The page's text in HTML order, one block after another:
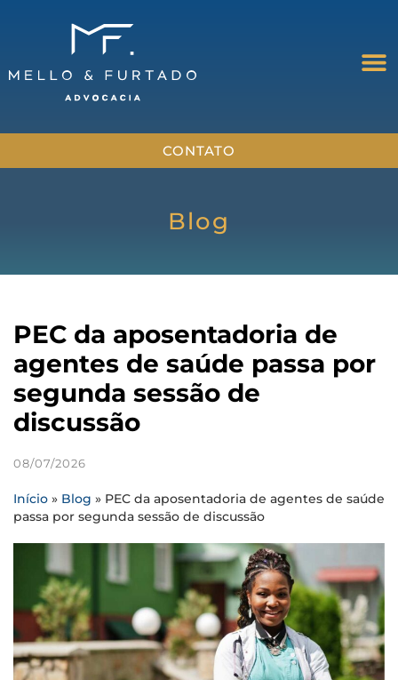
CONTATO
Blog
PEC da aposentadoria de
agentes de saúde passa por
segunda sessão de
discussão
08/07/2026
Início » Blog » PEC da aposentadoria de agentes de saúde
passa por segunda sessão de discussão